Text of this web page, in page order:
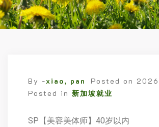
By -xiao, pan Posted on 2026
Posted in 新加坡就业
SP【美容美体师】40岁以内